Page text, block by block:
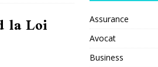
la Loi
Assurance
Avocat
Business